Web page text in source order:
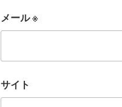
メール※
サイト